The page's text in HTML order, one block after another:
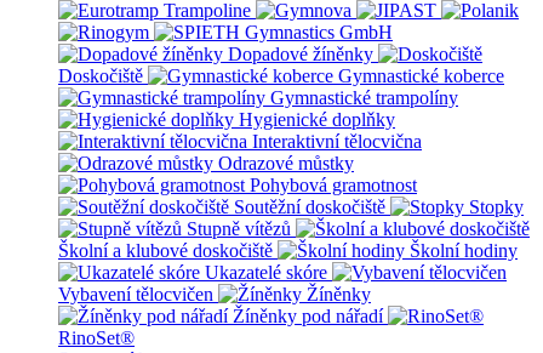
Dopadové žíněnky
Doskočiště
Gymnastické koberce
Gymnastické trampolíny
Hygienické doplňky
Interaktivní tělocvična
Odrazové můstky
Pohybová gramotnost
Soutěžní doskočiště
Stopky
Stupně vítězů
Školní a klubové doskočiště
Školní hodiny
Ukazatelé skóre
Vybavení tělocvičen
Žíněnky
Žíněnky pod nářadí
RinoSet®